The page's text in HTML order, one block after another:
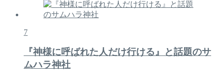
7
『神様に呼ばれた人だけ行ける』と話題のサ
ムハラ神社